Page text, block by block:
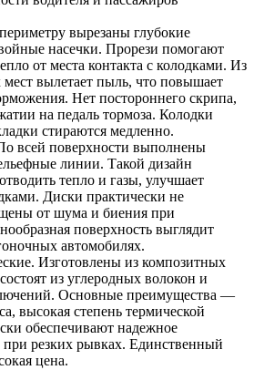
вырезаны глубокие
насечки. Прорези помогают
от места контакта с колодками. Из
вылетает пыль, что повышает
Нет постороннего скрипа,
на педаль тормоза. Колодки
стираются медленно.
всей поверхности выполнены
линии. Такой дизайн
тепло и газы, улучшает
Диски практически не
от шума и биения при
поверхность выглядит
автомобилях.
Изготовлены из композитных
из углеродных волокон и
Основные преимущества —
высокая степень термической
обеспечивают надежное
резких рывках. Единственный
цена.